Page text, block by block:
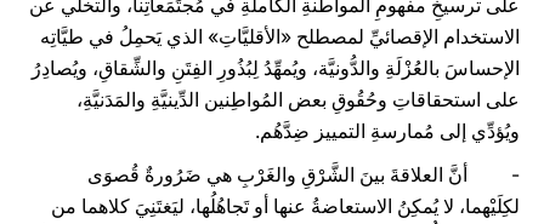
على ترسيخِ مفهومِ المواطنةِ الكاملةِ في مُجتَمَعاتِنا، والتخلِّي عن
الاستخدام الإقصائيِّ لمصطلح «الأقليَّاتِ» الذي يَحمِلُ في طيَّاتِه
الإحساسَ بالعُزْلَةِ والدُّونيَّة، ويُمهِّدُ لِبُذُورِ الفِتَنِ والشِّقاقِ، ويُصادِرُ
على استحقاقاتِ وحُقُوقِ بعض المُواطِنين الدِّينيَّةِ والمَدَنيَّةِ،
ويُؤدِّي إلى مُمارسةِ التمييز ضِدَّهُم.
- أنَّ العلاقةَ بينَ الشَّرْقِ والغَرْبِ هي ضَرُورةٌ قُصوَى
لكِلَيْهما، لا يُمكِنُ الاستعاضةُ عنها أو تَجاهُلُها، ليَغتَنِيَ كلاهما من